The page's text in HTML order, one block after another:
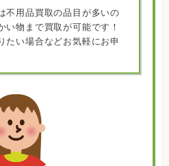
不用品買取の品目が多いの
い物まで買取が可能です！
たい場合などお気軽にお申